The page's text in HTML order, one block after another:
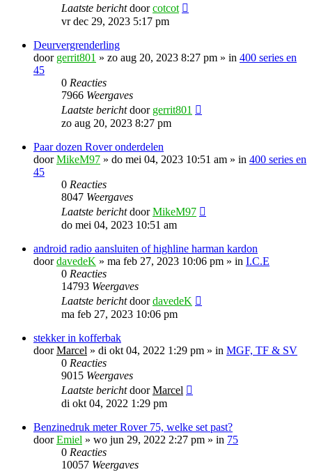
Laatste berichtdoorcotcot
vr dec 29, 2023 5:17 pm
Deurvergrenderling
door gerrit801 » zo aug 20, 2023 8:27 pm » in 400 series en
45
0 Reacties
7966 Weergaves
Laatste berichtdoor gerrit801
zo aug 20, 2023 8:27 pm
Paar dozen Rover onderdelen
doorMikeM97 » do mei 04, 2023 10:51 am » in 400 series en
45
0 Reacties
8047 Weergaves
Laatste berichtdoorMikeM97
do mei 04, 2023 10:51 am
android radio aansluiten of highline harman kardon
doordavedeK » ma feb 27, 2023 10:06 pm » in I.C.E
0 Reacties
14793 Weergaves
Laatste berichtdoordavedeK
ma feb 27, 2023 10:06 pm
stekker in kofferbak
doorMarcel » di okt 04, 2022 1:29 pm » in MGF, TF & SV
0 Reacties
9015 Weergaves
Laatste berichtdoorMarcel
di okt 04, 2022 1:29 pm
Benzinedruk meter Rover 75, welke set past?
doorEmiel » wo jun 29, 2022 2:27 pm » in 75
0 Reacties
10057 Weergaves